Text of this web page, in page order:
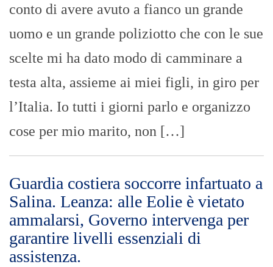
conto di avere avuto a fianco un grande
uomo e un grande poliziotto che con le sue
scelte mi ha dato modo di camminare a
testa alta, assieme ai miei figli, in giro per
l’Italia. Io tutti i giorni parlo e organizzo
cose per mio marito, non […]
Guardia costiera soccorre infartuato a
Salina. Leanza: alle Eolie è vietato
ammalarsi, Governo intervenga per
garantire livelli essenziali di
assistenza.